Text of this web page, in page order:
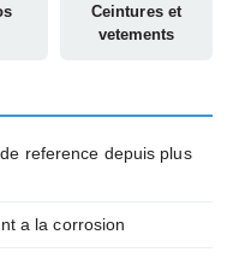
Ceintures et
vetements
reference depuis plus
a la corrosion